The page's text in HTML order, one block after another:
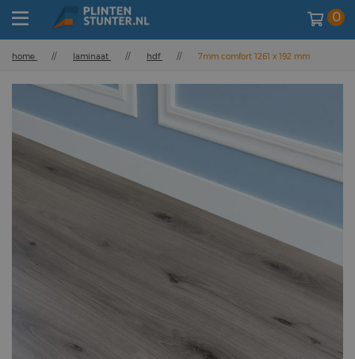
0
home // laminaat // hdf // 7mm comfort 1261 x 192 mm